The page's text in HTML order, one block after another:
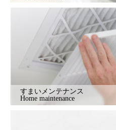
すまいメンテナンス
Home maintenance